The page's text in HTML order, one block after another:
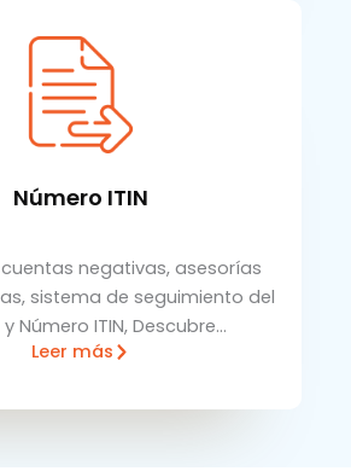
Número ITIN
negativas, asesorías
sistema de seguimiento del
Número ITIN, Descubre…
Leer más